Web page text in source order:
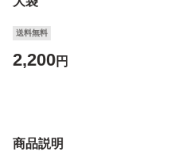
送料無料
2,200円
商品説明